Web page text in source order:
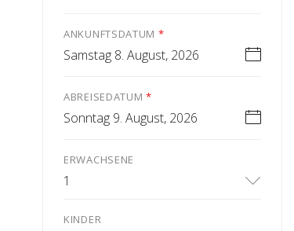
ANKUNFTSDATUM *
Samstag 8. August, 2026
ABREISEDATUM*
Sonntag 9. August, 2026
ERWACHSENE
1
KINDER